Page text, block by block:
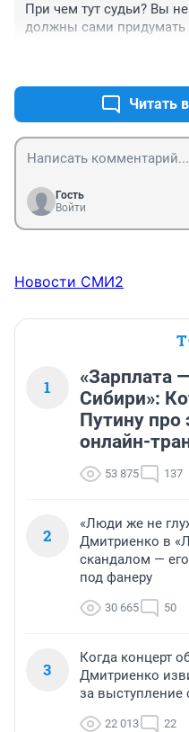
При чем тут судьи? Вы
должны сами придумать
Читать
Гость
Войти
Новости СМИ2
1
«Зарплата
Сибири»:
Путину про
онлайн-
53 875 137
2
«Люди же не
Дмитриенко в
скандалом —
под фанеру
30 665 50
3
Когда концерт
Дмитриенко
за выступление
22 013 22